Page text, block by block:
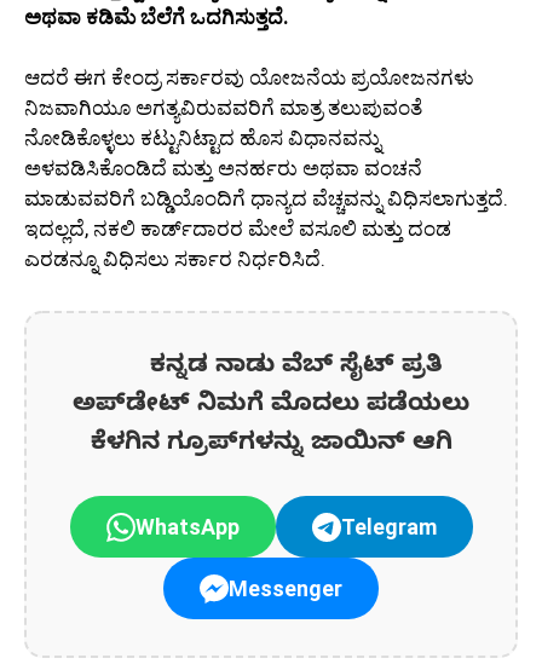
ಅಥವಾ ಕಡಿಮೆ ಬೆಲೆಗೆ ಒದಗಿಸುತ್ತದೆ.
ಆದರೆ ಈಗ ಕೇಂದ್ರ ಸರ್ಕಾರವು ಯೋಜನೆಯ ಪ್ರಯೋಜನಗಳು
ನಿಜವಾಗಿಯೂ ಅಗತ್ಯವಿರುವವರಿಗೆ ಮಾತ್ರ ತಲುಪುವಂತೆ
ನೋಡಿಕೊಳ್ಳಲು ಕಟ್ಟುನಿಟ್ಟಾದ ಹೊಸ ವಿಧಾನವನ್ನು
ಅಳವಡಿಸಿಕೊಂಡಿದೆ ಮತ್ತು ಅನರ್ಹರು ಅಥವಾ ವಂಚನೆ
ಮಾಡುವವರಿಗೆ ಬಡ್ಡಿಯೊಂದಿಗೆ ಧಾನ್ಯದ ವೆಚ್ಚವನ್ನು ವಿಧಿಸಲಾಗುತ್ತದೆ.
ಇದಲ್ಲದೆ, ನಕಲಿ ಕಾರ್ಡ್‌ದಾರರ ಮೇಲೆ ವಸೂಲಿ ಮತ್ತು ದಂಡ
ಎರಡನ್ನೂ ವಿಧಿಸಲು ಸರ್ಕಾರ ನಿರ್ಧರಿಸಿದೆ.
ಕನ್ನಡ ನಾಡು ವೆಬ್ ಸೈಟ್ ಪ್ರತಿ
ಅಪ್‌ಡೇಟ್‌ ನಿಮಗೆ ಮೊದಲು ಪಡೆಯಲು
ಕೆಳಗಿನ ಗ್ರೂಪ್‌ಗಳನ್ನು ಜಾಯಿನ್ ಆಗಿ
WhatsApp Telegram
Messenger